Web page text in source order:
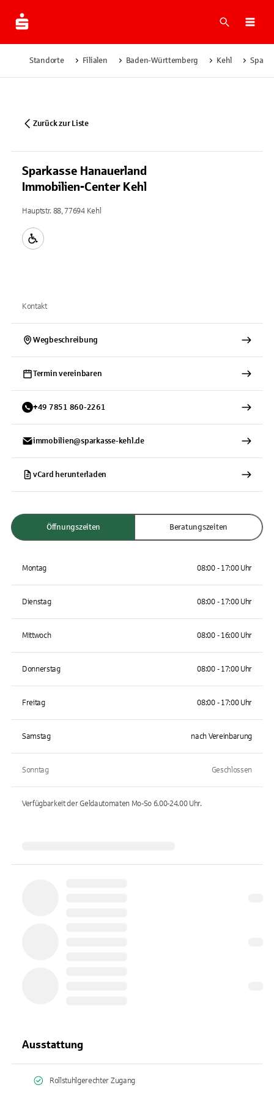
Suche
Standorte Filialen Baden-Württemberg Kehl
Zurück zur Liste
Sparkasse Hanauerland
Immobilien-Center Kehl
Hauptstr. 88, 77694 Kehl
Kontakt
Wegbeschreibung
Termin vereinbaren
+49 7851 860-2261
immobilien@sparkasse-kehl.de
vCard herunterladen
Öffnungszeiten Beratungszeiten
Montag 08:00 - 17:00 Uhr
Dienstag 08:00 - 17:00 Uhr
Mittwoch 08:00 - 16:00 Uhr
Donnerstag 08:00 - 17:00 Uhr
Freitag 08:00 - 17:00 Uhr
Samstag nach Vereinbarung
Sonntag Geschlossen
Verfügbarkeit der Geldautomaten Mo-So 6.00-24.00Uhr.
Ausstattung
Rollstuhlgerechter Zugang